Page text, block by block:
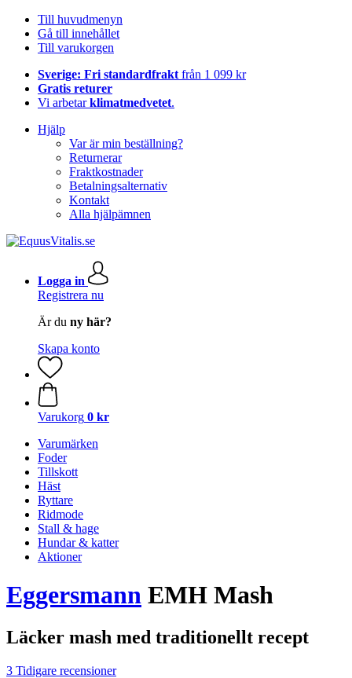
Till huvudmenyn
Gå till innehållet
Till varukorgen
Sverige: Fri standardfrakt från 1 099 kr
Gratis returer
Vi arbetarklimatmedvetet.
Hjälp
Var är min beställning?
Returnerar
Fraktkostnader
Betalningsalternativ
Kontakt
Alla hjälpämnen
Logga in
Registrera nu
Är du ny här?
Skapa konto
Varukorg 0 kr
Varumärken
Foder
Tillskott
Häst
Ryttare
Ridmode
Stall & hage
Hundar & katter
Aktioner
Eggersmann EMH Mash
Läcker mash med traditionellt recept
3 Tidigare recensioner